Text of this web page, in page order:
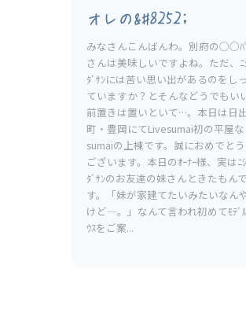
オレの&#8252;
みなさんこんばんわ。別府の○○ﾊ
さんは美味しいですよね。ただ、ﾆ
ﾀﾞｻﾝには苦い思い出があるのをしっ
ていますか？とそんなどうでもい
前置きは置いといて…。本日は日
町・豊岡にてLivesumai初の平屋な
sumaiの上棟です。誠におめでとう
ございます。本日のｵｰﾅｰ様、実はﾆｼ
ﾀﾞｻﾝのお友達の妹さんときたもんで
す。「妹が家建てたいみたいなん
けど―。」なんて言われ初めてﾓﾃﾞ
ｳｽをご案...